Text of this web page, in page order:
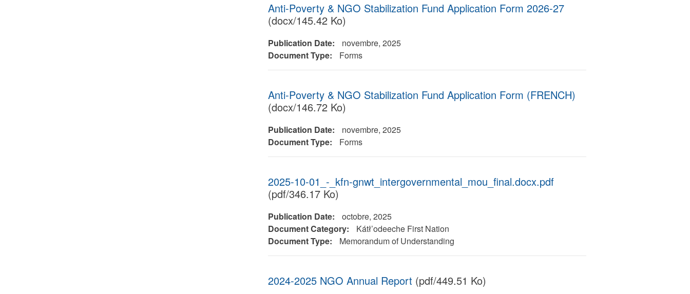
Anti-Poverty & NGO Stabilization Fund Application Form 2026-27
(docx/145.42 Ko)
Publication Date:
novembre, 2025
Document Type:
Forms
Anti-Poverty & NGO Stabilization Fund Application Form (FRENCH)
(docx/146.72 Ko)
Publication Date:
novembre, 2025
Document Type:
Forms
2025-10-01_-_kfn-gnwt_intergovernmental_mou_final.docx.pdf
(pdf/346.17 Ko)
Publication Date:
octobre, 2025
Document Category:
Kátł’odeeche First Nation
Document Type:
Memorandum of Understanding
2024-2025 NGO Annual Report (pdf/449.51 Ko)